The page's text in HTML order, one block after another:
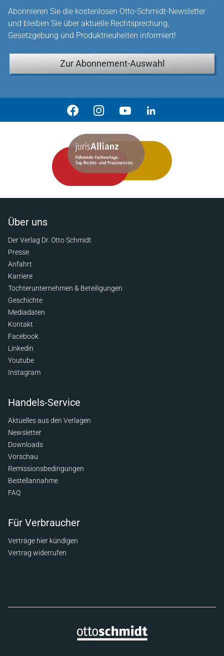
Abonnieren Sie die kostenlosen Otto-Schmidt-Newsletter
und bleiben Sie über aktuelle Rechtsprechung,
Gesetzgebung und Produktneuheiten informiert!
Zur Abonnement-Auswahl
Über uns
Der Verlag Dr. Otto Schmidt
Presse
Anfahrt
Karriere
Tochterunternehmen & Beteiligungen
Geschichte
Mediadaten
Kontakt
Facebook
Linkedin
Youtube
Instagram
Handels-Service
Aktuelles aus den Verlagen
Newsletter
Downloads
Vorschau
Remissionsbedingungen
Bestellannahme
FAQ
Für Verbraucher
Verträge hier kündigen
Vertrag widerrufen